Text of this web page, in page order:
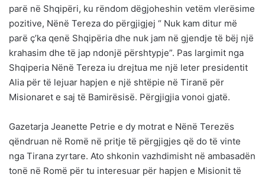
parë në Shqipëri, ku rëndom dëgjoheshin vetëm vlerësime
pozitive, Nënë Tereza do përgjigjej “ Nuk kam ditur më
parë ç’ka qenë Shqipëria dhe nuk jam në gjendje të bëj një
krahasim dhe të jap ndonjë përshtypje”. Pas largimit nga
Shqiperia Nënë Tereza iu drejtua me një leter presidentit
Alia për të lejuar hapjen e një shtëpie në Tiranë për
Misionaret e saj të Bamirësisë. Përgjigjia vonoi gjatë.
Gazetarja Jeanette Petrie e dy motrat e Nënë Terezës
qëndruan në Romë në pritje të përgjigjes që do të vinte
nga Tirana zyrtare. Ato shkonin vazhdimisht në ambasadën
tonë në Romë për tu interesuar për hapjen e Misionit të